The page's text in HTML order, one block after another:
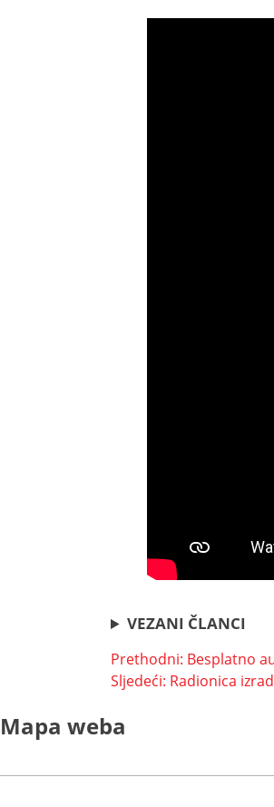
VEZANI ČLANCI
Navigacija
objava
Prethodni: Besplatno
Sljedeći: Radionica
Mapa weba